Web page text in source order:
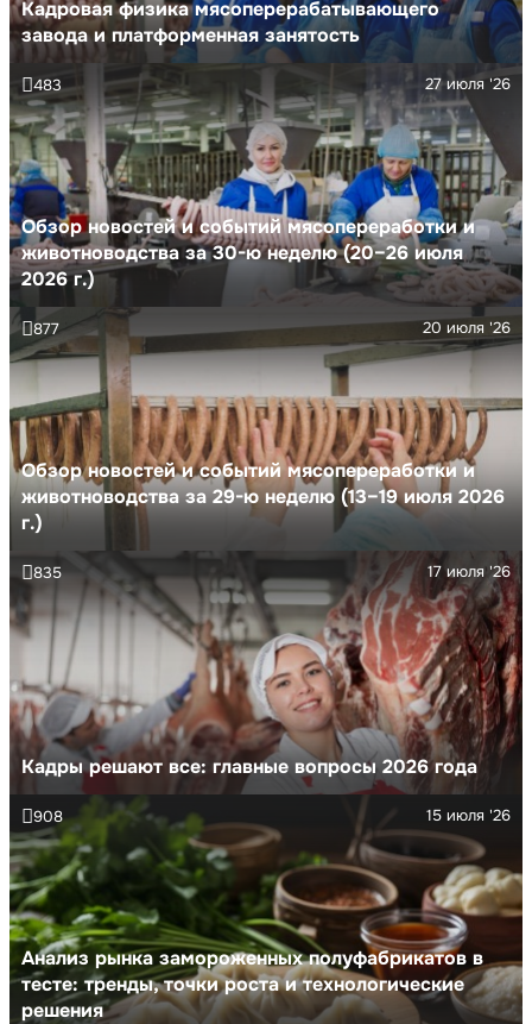
Кадровая физика мясоперерабатывающего
завода и платформенная занятость
Обзор новостей и событий мясопереработки и
животноводства за 30-ю неделю (20–26 июля
2026 г.)
27 июля '26
483
Обзор новостей и событий мясопереработки и
животноводства за 29-ю неделю (13–19 июля 2026
г.)
20 июля '26
877
Кадры решают все: главные вопросы 2026 года
17 июля '26
835
Анализ рынка замороженных полуфабрикатов в
тесте: тренды, точки роста и технологические
решения
15 июля '26
908